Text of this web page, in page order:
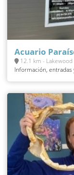
Acuario
12.1 km - Lakewood
Información, entradas